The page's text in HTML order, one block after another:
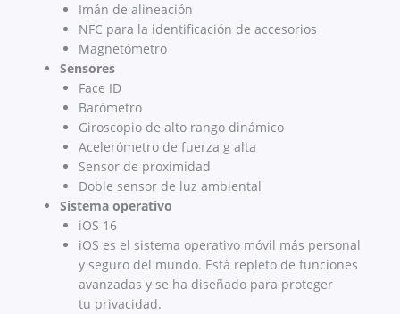
Imán de alineación
NFC para la identificación de accesorios
Magnetómetro
Sensores
Face ID
Barómetro
Giroscopio de alto rango dinámico
Acelerómetro de fuerza g alta
Sensor de proximidad
Doble sensor de luz ambiental
Sistema operativo
iOS 16
iOS es el sistema operativo móvil más personal
y seguro del mundo. Está repleto de funciones
avanzadas y se ha diseñado para proteger
tu privacidad.